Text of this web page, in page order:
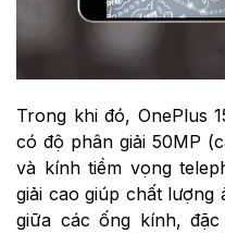
Trong khi đó, OnePlus
có độ phân giải 50MP
và kính tiềm vọng
giải cao giúp chất lượng
giữa các ống kính,